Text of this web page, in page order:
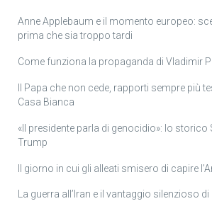
Anne Applebaum e il momento europeo:
prima che sia troppo tardi
Come funziona la propaganda di Vladimir
Il Papa che non cede, rapporti sempre più
Casa Bianca
«Il presidente parla di genocidio»: lo storico
Trump
Il giorno in cui gli alleati smisero di capire
La guerra all’Iran e il vantaggio silenzioso